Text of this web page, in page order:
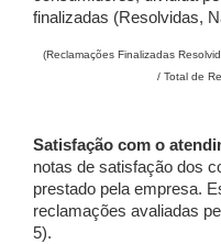
finalizadas (Resolvidas,
(Reclamações Finalizadas
/ Total de
Satisfação com o
notas de satisfação dos
prestado pela empresa.
reclamações avaliadas
5).